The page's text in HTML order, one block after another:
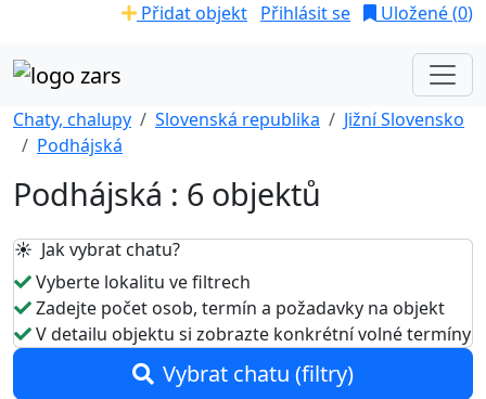
Přidat objekt Přihlásit se Uložené (0)
Chaty, chalupy Slovenská republika
Jižní Slovensko
Podhájská
Podhájská : 6 objektů
☀️ Jak vybrat chatu?
Vyberte lokalitu ve filtrech
Zadejte počet osob, termín a požadavky na objekt
V detailu objektu si zobrazte konkrétní volné termíny
Vybrat chatu (filtry)